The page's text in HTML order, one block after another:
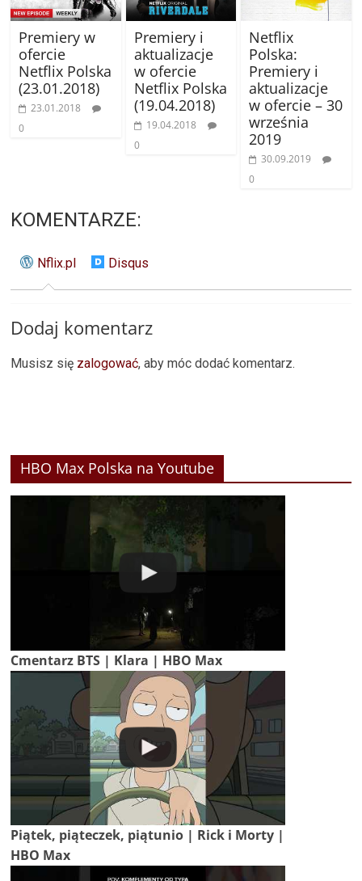
Premiery w
ofercie
Netflix Polska
(23.01.2018)
23.01.2018
0
Premiery i
aktualizacje
w ofercie
Netflix Polska
(19.04.2018)
19.04.2018
0
Netflix
Polska:
Premiery i
aktualizacje
w ofercie – 30
września
2019
30.09.2019
0
KOMENTARZE:
Nflix.pl Disqus
Dodaj komentarz
Musisz się zalogować, aby móc dodać komentarz.
HBO Max Polska na Youtube
Cmentarz BTS | Klara | HBO Max
Piątek, piąteczek, piątunio | Rick i Morty |
HBO Max